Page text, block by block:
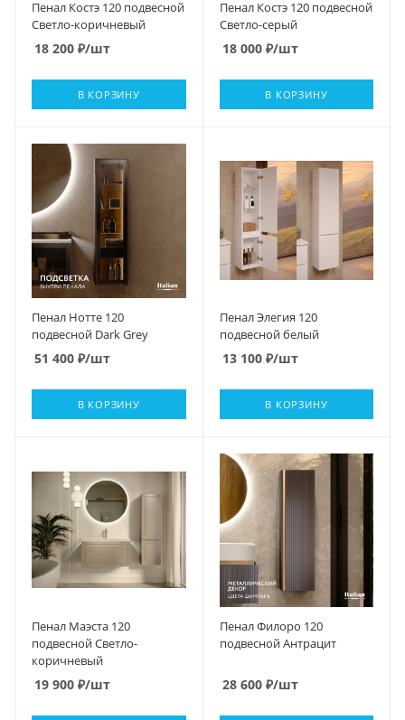
Пенал Костэ 120 подвесной
Светло-коричневый
18 200 ₽/шт
В КОРЗИНУ
Пенал Костэ 120 подвесной
Светло-серый
18 000₽/шт
В КОРЗИНУ
Пенал Нотте 120
подвесной Dark Grey
51 400 ₽/шт
В КОРЗИНУ
Пенал Элегия 120
подвесной белый
13 100₽/шт
В КОРЗИНУ
Пенал Маэста 120
подвесной Светло-
коричневый
19 900 ₽/шт
Пенал Филоро 120
подвесной Антрацит
28 600₽/шт